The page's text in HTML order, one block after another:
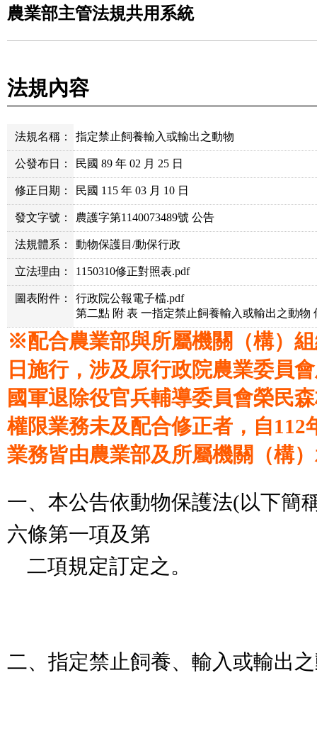
農業部主管法規共用系統
法規內容
法規名稱： 指定禁止飼養輸入或輸出之動物
公發布日： 民國 89 年 02 月 25 日
修正日期： 民國 115 年 03 月 10 日
發文字號： 農護字第1140073489號 公告
法規體系： 動物保護目/動保行政
立法理由： 1150310修正對照表.pdf
圖表附件：
行政院公報電子檔.pdf
第二點 附 表 一指定禁止飼養輸入或輸出之動物
※配合農業部與所屬機關（構）
日施行，涉及原行政院農業委員
國軍退除役官兵輔導委員會榮民
權限業務未及配合修正者，自112
業務皆由農業部及所屬機關（構
一、本公告依動物保護法(以下簡
六條第一項及第
二項規定訂定之。
二、指定禁止飼養、輸入或輸出